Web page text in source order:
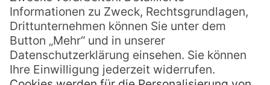
Zweiten Weltkrieg erbauten. Bora Bora
diente damals als Versorgungsbasis, wovon
heute noch der kleine Flughafen und einige
verrostete Kanonen zeugen. Die Tour führt
z.B. von Faanui zur Vairau-Bucht mit einem